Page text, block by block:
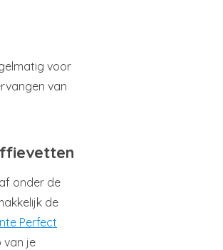
voor
van
onder de
de
Perfect
van je